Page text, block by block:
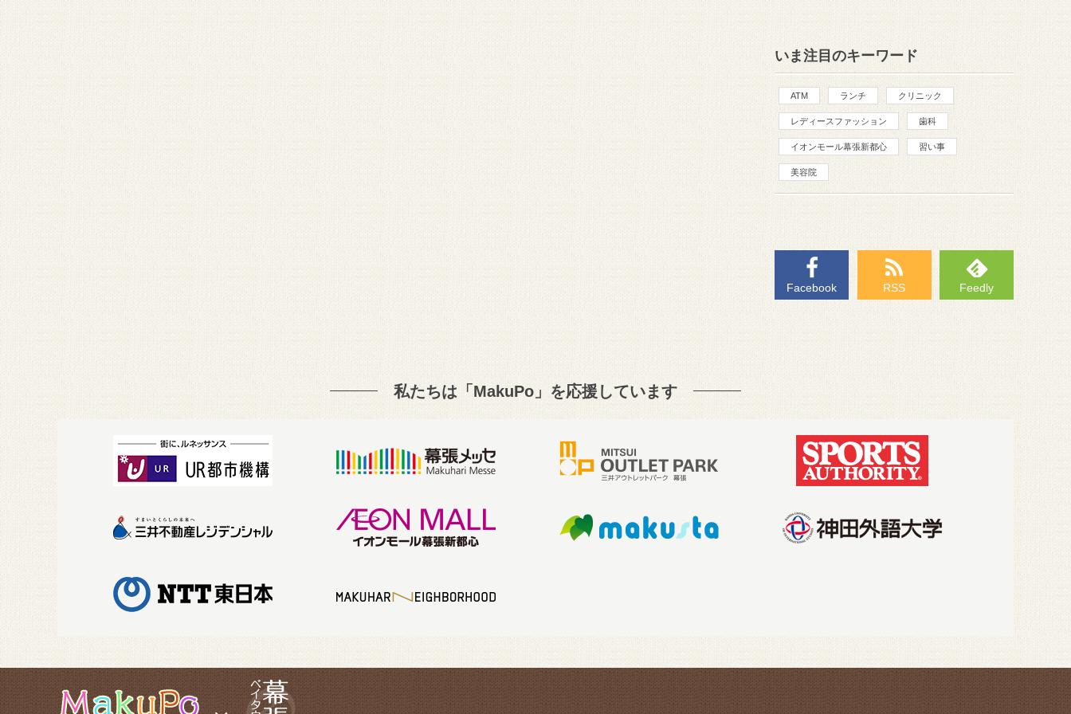
いま注目のキーワード
ATM ランチ クリニック
レディースファッション 歯科
イオンモール幕張新都心 習い事
美容院
Facebook RSS Feedly
私たちは「MakuPo」を応援しています